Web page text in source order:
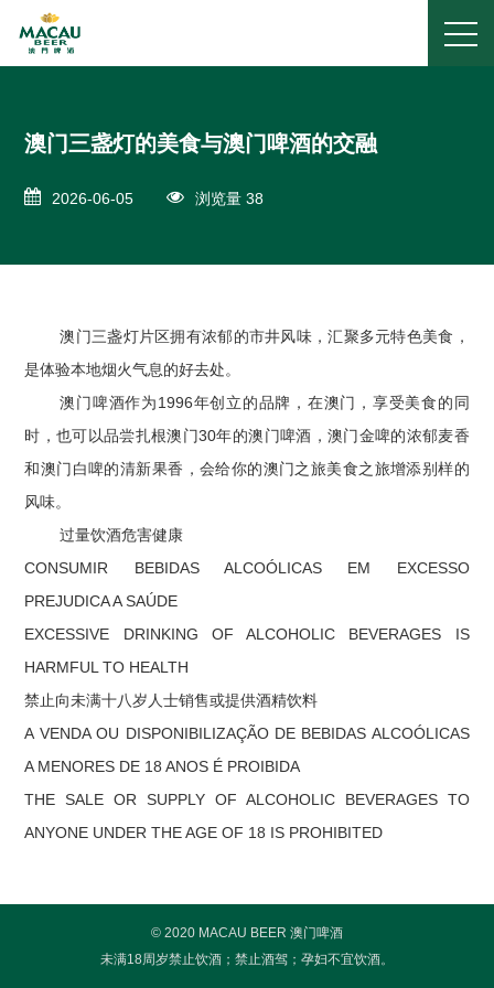
澳门三盏灯的美食与澳门啤酒的交融
2026-06-05 浏览量 38
澳门三盏灯片区拥有浓郁的市井风味，汇聚多元特色美食，
是体验本地烟火气息的好去处。
澳门啤酒作为1996年创立的品牌，在澳门，享受美食的同
时，也可以品尝扎根澳门30年的澳门啤酒，澳门金啤的浓郁麦香
和澳门白啤的清新果香，会给你的澳门之旅美食之旅增添别样的
风味。
过量饮酒危害健康
CONSUMIR BEBIDAS ALCOÓLICAS EM EXCESSO
PREJUDICA A SAÚDE
EXCESSIVE DRINKING OF ALCOHOLIC BEVERAGES IS
HARMFUL TO HEALTH
禁止向未满十八岁人士销售或提供酒精饮料
A VENDA OU DISPONIBILIZAÇÃO DE BEBIDAS ALCOÓLICAS
A MENORES DE 18 ANOS É PROIBIDA
THE SALE OR SUPPLY OF ALCOHOLIC BEVERAGES TO
ANYONE UNDER THE AGE OF 18 IS PROHIBITED
© 2020 MACAU BEER 澳门啤酒
未满18周岁禁止饮酒；禁止酒驾；孕妇不宜饮酒。